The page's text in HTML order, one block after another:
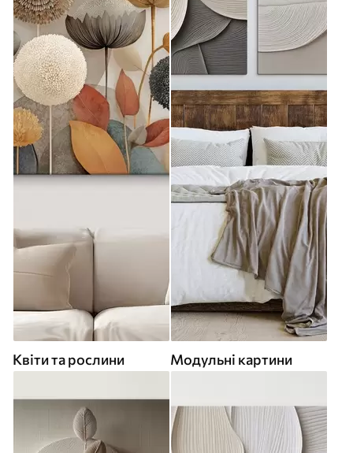
Квіти та рослини Модульні картини